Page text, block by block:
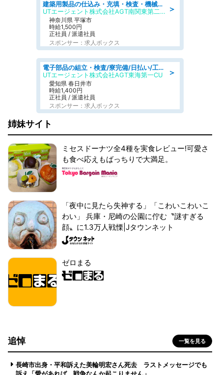
＞
建築用製品の仕込み・充填・検査・機械操作/寮完備/日払い/工場・製造
UTエージェント株式会社AGT南関東第二CU
神奈川県 平塚市
時給1,500円
正社員 / 派遣社員
スポンサー：求人ボックス
＞
電子部品の組立・検査/寮完備/日払い/工場・製造
UTエージェント株式会社AGT東海第一CU
愛知県 春日井市
時給1,400円
正社員 / 派遣社員
スポンサー：求人ボックス
姉妹サイト
ミセスドーナツ全4種を実食レビュー!可愛さ
も食べ応えもばっちりで大満足。
「夜中に見たら失神する」「こわいこわいこ
わい」 兵庫・尼崎の公園に佇む〝謎すぎる
顔〟に1.3万人戦慄|Jタウンネット
ゼロまる
追悼 一覧を見る
長崎市出身・平和訴えた美輪明宏さん死去 ラストメッセージでも